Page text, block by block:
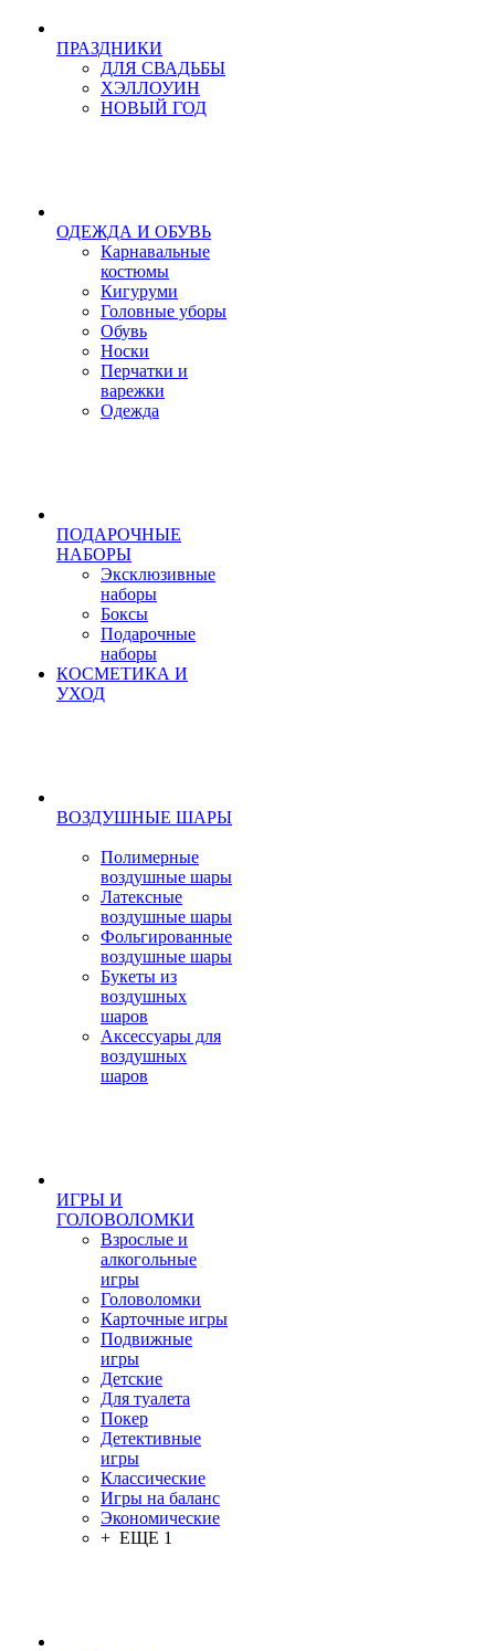
ПРАЗДНИКИ
ДЛЯ СВАДЬБЫ
ХЭЛЛОУИН
НОВЫЙ ГОД
ОДЕЖДА И ОБУВЬ
Карнавальные
костюмы
Кигуруми
Головные уборы
Обувь
Носки
Перчатки и
варежки
Одежда
ПОДАРОЧНЫЕ
НАБОРЫ
Эксклюзивные
наборы
Боксы
Подарочные
наборы
КОСМЕТИКА И
УХОД
ВОЗДУШНЫЕ ШАРЫ
Полимерные
воздушные шары
Латексные
воздушные шары
Фольгированные
воздушные шары
Букеты из
воздушных
шаров
Аксессуары для
воздушных
шаров
ИГРЫ И
ГОЛОВОЛОМКИ
Взрослые и
алкогольные
игры
Головоломки
Карточные игры
Подвижные
игры
Детские
Для туалета
Покер
Детективные
игры
Классические
Игры на баланс
Экономические
+ ЕЩЕ 1